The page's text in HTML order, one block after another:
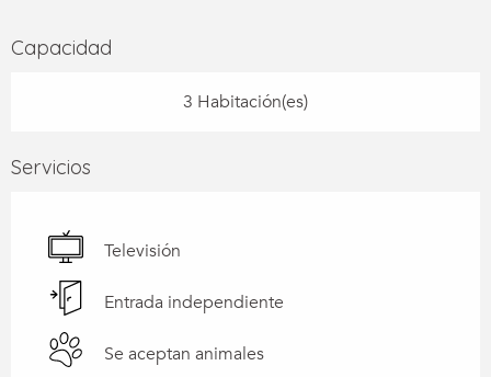
Capacidad
3 Habitación(es)
Servicios
Televisión
Entrada independiente
Se aceptan animales